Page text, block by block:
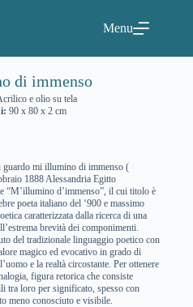
Menu
di immenso
e olio su tela
90 x 80 x 2 cm
mi illumino di immenso (
1888 Alessandria Egitto
“M’illumino d’immenso”, il cui titolo è
poeta italiano del ‘900 e massimo
caratterizzata dalla ricerca di una
brevità dei componimenti.
del tradizionale linguaggio poetico con
magico ed evocativo in grado di
e la realtà circostante. Per ottenere
figura retorica che consiste
tra loro per significato, spesso con
meno conosciuto e visibile.